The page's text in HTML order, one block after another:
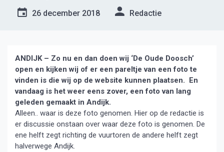
26 december 2018 Redactie
ANDIJK – Zo nu en dan doen wij ‘De Oude Doosch’
open en kijken wij of er een pareltje van een foto te
vinden is die wij op de website kunnen plaatsen. En
vandaag is het weer eens zover, een foto van lang
geleden gemaakt in Andijk.
Alleen.. waar is deze foto genomen. Hier op de redactie is
er discussie onstaan over waar deze foto is genomen. De
ene helft zegt richting de vuurtoren de andere helft zegt
halverwege Andijk.